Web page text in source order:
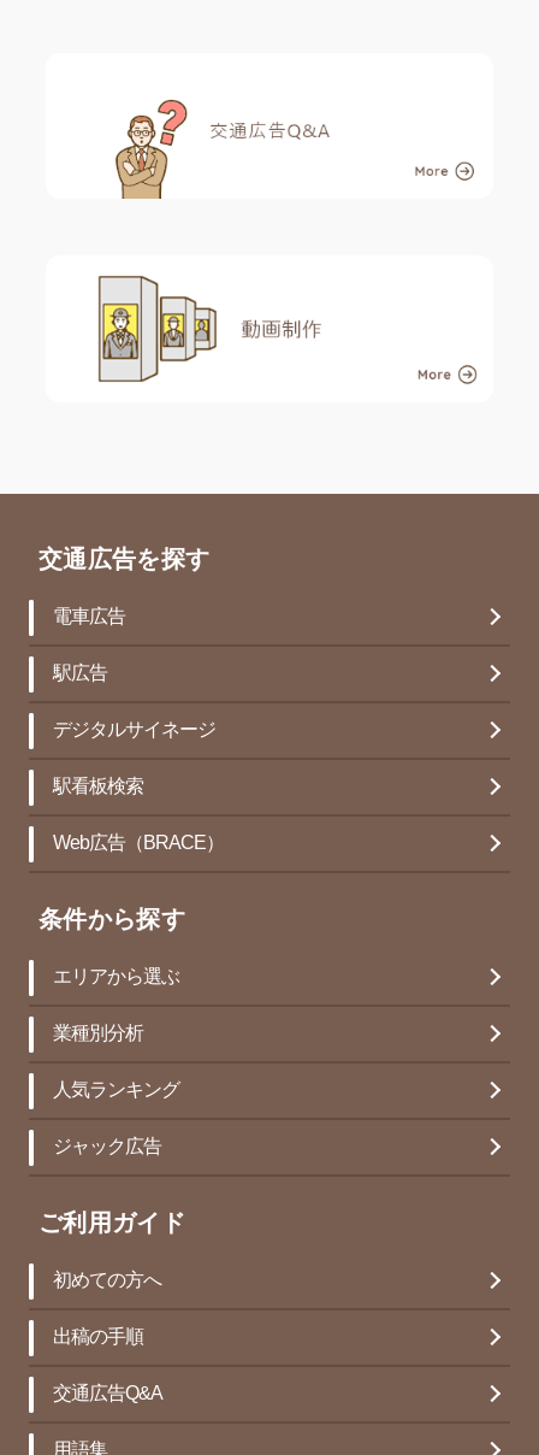
交通広告を探す
電車広告
駅広告
デジタルサイネージ
駅看板検索
Web広告（BRACE）
条件から探す
エリアから選ぶ
業種別分析
人気ランキング
ジャック広告
ご利用ガイド
初めての方へ
出稿の手順
交通広告Q&A
用語集